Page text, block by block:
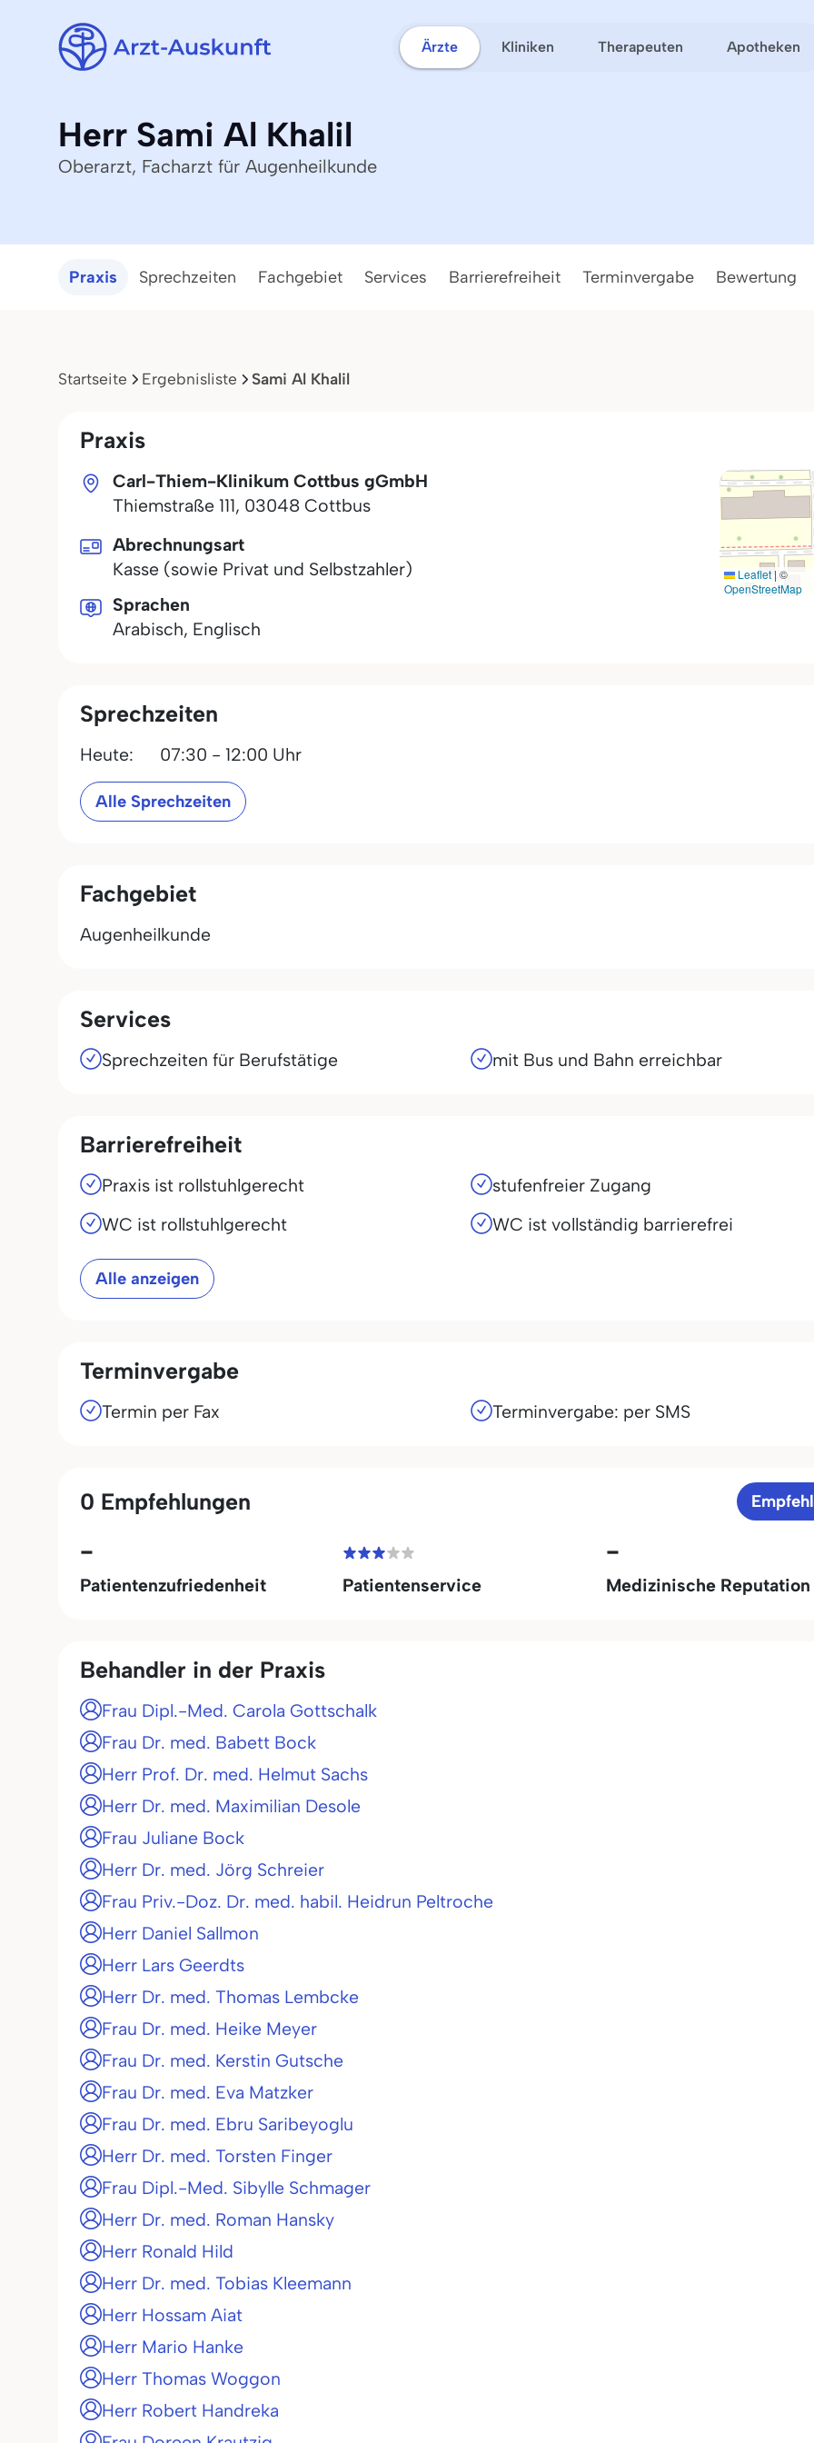
Ärzte Kliniken Therapeuten Apotheken
Herr Sami Al Khalil
Oberarzt, Facharzt für Augenheilkunde
Praxis Sprechzeiten Fachgebiet Services Barrierefreiheit Terminvergabe Bewertung
Startseite Ergebnisliste Sami Al Khalil
Praxis
Carl-Thiem-Klinikum Cottbus gGmbH
Thiemstraße 111, 03048 Cottbus
Leaflet | ©
OpenStreetMap
Abrechnungsart
Kasse (sowie Privat und Selbstzahler)
Sprachen
Arabisch, Englisch
Sprechzeiten
Heute: 07:30 - 12:00 Uhr
Alle Sprechzeiten
Fachgebiet
Augenheilkunde
Services
Sprechzeiten für Berufstätige mit Bus und Bahn erreichbar
Barrierefreiheit
Praxis ist rollstuhlgerecht
stufenfreier Zugang
WC ist rollstuhlgerecht
WC ist vollständig barrierefrei
Alle anzeigen
Terminvergabe
Termin per Fax Terminvergabe: per SMS
0 Empfehlungen
-
Patientenzufriedenheit Patientenservice
-
Medizinische Reputation
Behandler in der Praxis
Frau Dipl.-Med. Carola Gottschalk
Frau Dr. med. Babett Bock
Herr Prof. Dr. med. Helmut Sachs
Herr Dr. med. Maximilian Desole
Frau Juliane Bock
Herr Dr. med. Jörg Schreier
Frau Priv.-Doz. Dr. med. habil. Heidrun Peltroche
Herr Daniel Sallmon
Herr Lars Geerdts
Herr Dr. med. Thomas Lembcke
Frau Dr. med. Heike Meyer
Frau Dr. med. Kerstin Gutsche
Frau Dr. med. Eva Matzker
Frau Dr. med. Ebru Saribeyoglu
Herr Dr. med. Torsten Finger
Frau Dipl.-Med. Sibylle Schmager
Herr Dr. med. Roman Hansky
Herr Ronald Hild
Herr Dr. med. Tobias Kleemann
Herr Hossam Aiat
Herr Mario Hanke
Herr Thomas Woggon
Herr Robert Handreka